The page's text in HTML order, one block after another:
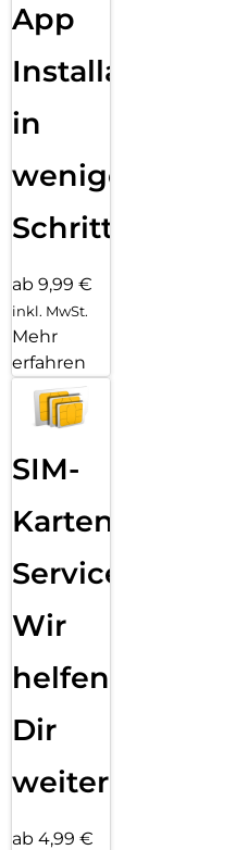
App
Installation
in
wenigen
Schritten
ab 9,99 €
inkl. MwSt.
Mehr
erfahren
SIM-
Karten
Service:
Wir
helfen
Dir
weiter
ab 4,99 €